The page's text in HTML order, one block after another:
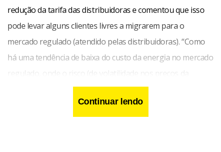
redução da tarifa das distribuidoras e comentou que isso
pode levar alguns clientes livres a migrarem para o
mercado regulado (atendido pelas distribuidoras). “Como
há uma tendência de baixa do custo da energia no mercado
regulado, onde o risco (de volatilidade nos preços da
energia) é menor, a tendência é de migração”, disse,
salientando que essa se trata de uma opinião pessoal.
Continuar lendo